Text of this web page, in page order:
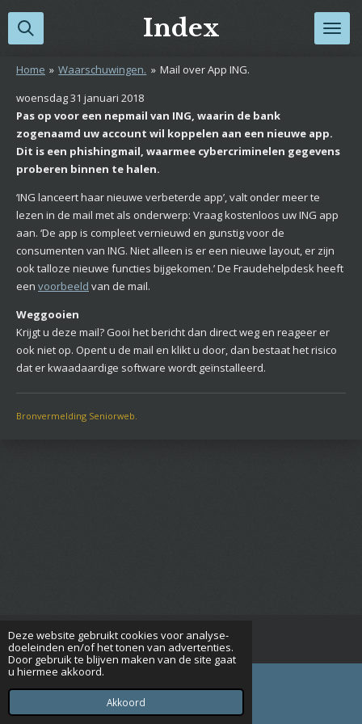
Deze website gebruikt cookies voor analyse-
doeleinden en/of het tonen van advertenties.
Door gebruik te blijven maken van de site gaat
u hiermee akkoord.
Akkoord
Ga
direct
de
Index
Home » Waarschuwingen. » Mail over App ING.
woensdag 31 januari 2018
Pas op voor een nepmail van ING, waarin de bank
zogenaamd uw account wil koppelen aan een nieuwe app.
Dit is een phishingmail, waarmee cybercriminelen gegevens
proberen binnen te halen.
‘ING lanceert haar nieuwe verbeterde app’, valt onder meer te
lezen in de mail met als onderwerp: Vraag kostenloos uw ING app
aan. ‘De app is compleet vernieuwd en gunstig voor de
consumenten van ING. Niet alleen is er een nieuwe layout, er zijn
ook talloze nieuwe functies bijgekomen.’ De Fraudehelpdesk heeft
een voorbeeld van de mail.
Weggooien
Krijgt u deze mail? Gooi het bericht dan direct weg en reageer er
ook niet op. Opent u de mail en klikt u door, dan bestaat het risico
dat er kwaadaardige software wordt geïnstalleerd.
Bronvermelding Seniorweb.
© 2015 - 2026 Seniorenverenigingrijsbergen.nl